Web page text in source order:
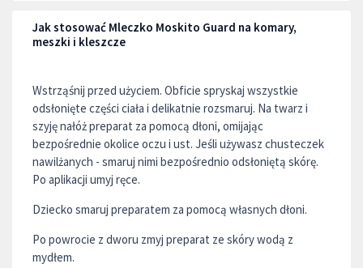
Jak stosować Mleczko Moskito Guard na komary,
meszki i kleszcze
Wstrząśnij przed użyciem. Obficie spryskaj wszystkie
odsłonięte części ciała i delikatnie rozsmaruj. Na twarz i
szyję nałóż preparat za pomocą dłoni, omijając
bezpośrednie okolice oczu i ust. Jeśli używasz chusteczek
nawilżanych - smaruj nimi bezpośrednio odsłoniętą skórę.
Po aplikacji umyj ręce.
Dziecko smaruj preparatem za pomocą własnych dłoni.
Po powrocie z dworu zmyj preparat ze skóry wodą z
mydłem.